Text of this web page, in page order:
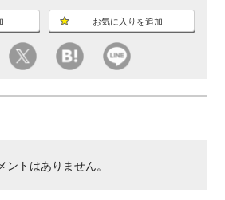
お気に入りを追加
ントはありません。